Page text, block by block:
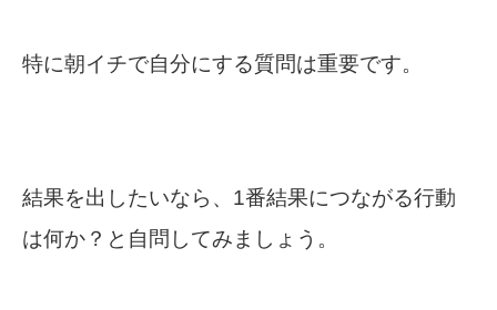
特に朝イチで自分にする質問は重要です。
結果を出したいなら、1番結果につながる行動
は何か？と自問してみましょう。